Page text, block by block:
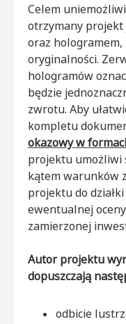
Celem
otrzymany projekt
oraz hologramem,
oryginalności.
hologramów
będzie
zwrotu. Aby
kompletu
okazowy w
projektu umożliwi
kątem warunków
projektu do
ewentualnej
zamierzonej
Autor projektu
dopuszczają
odbicie